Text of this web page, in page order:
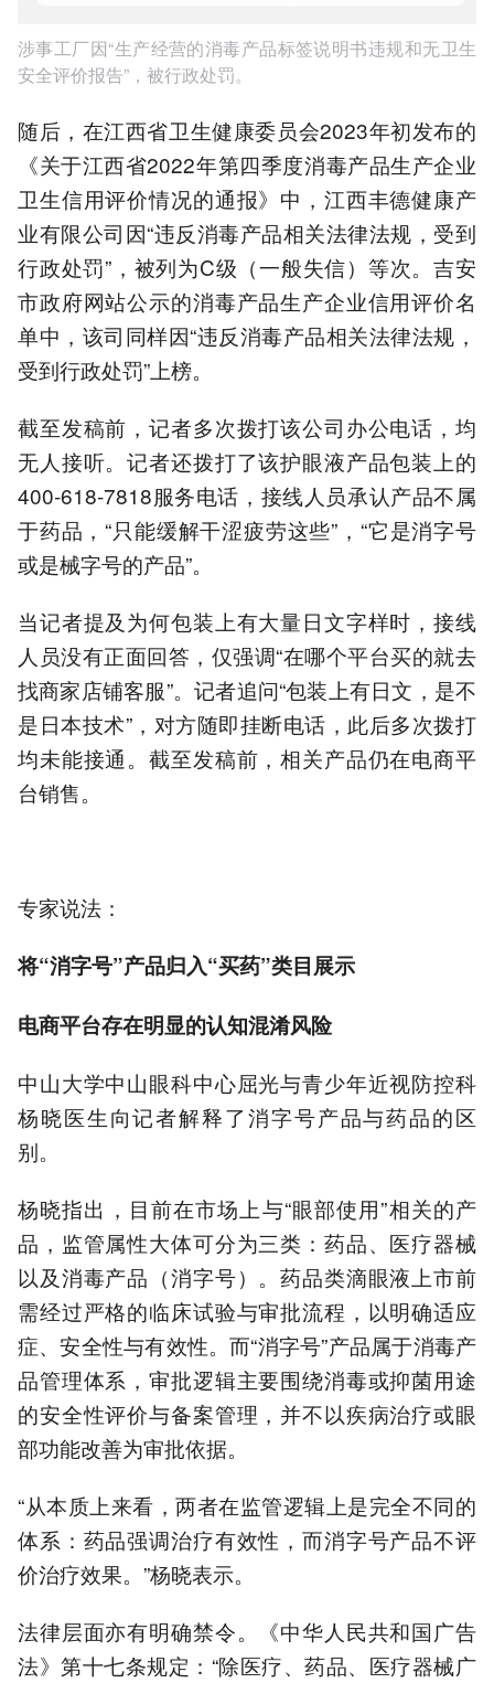
涉事工厂因“生产经营的消毒产品标签说明书违规和无卫生
安全评价报告”，被行政处罚。
随后，在江西省卫生健康委员会2023年初发布的
《关于江西省2022年第四季度消毒产品生产企业
卫生信用评价情况的通报》中，江西丰德健康产
业有限公司因“违反消毒产品相关法律法规，受到
行政处罚”，被列为C级（一般失信）等次。吉安
市政府网站公示的消毒产品生产企业信用评价名
单中，该司同样因“违反消毒产品相关法律法规，
受到行政处罚”上榜。
截至发稿前，记者多次拨打该公司办公电话，均
无人接听。记者还拨打了该护眼液产品包装上的
400-618-7818服务电话，接线人员承认产品不属
于药品，“只能缓解干涩疲劳这些”，“它是消字号
或是械字号的产品”。
当记者提及为何包装上有大量日文字样时，接线
人员没有正面回答，仅强调“在哪个平台买的就去
找商家店铺客服”。记者追问“包装上有日文，是不
是日本技术”，对方随即挂断电话，此后多次拨打
均未能接通。截至发稿前，相关产品仍在电商平
台销售。
专家说法：
将“消字号”产品归入“买药”类目展示
电商平台存在明显的认知混淆风险
中山大学中山眼科中心屈光与青少年近视防控科
杨晓医生向记者解释了消字号产品与药品的区
别。
杨晓指出，目前在市场上与“眼部使用”相关的产
品，监管属性大体可分为三类：药品、医疗器械
以及消毒产品（消字号）。药品类滴眼液上市前
需经过严格的临床试验与审批流程，以明确适应
症、安全性与有效性。而“消字号”产品属于消毒产
品管理体系，审批逻辑主要围绕消毒或抑菌用途
的安全性评价与备案管理，并不以疾病治疗或眼
部功能改善为审批依据。
“从本质上来看，两者在监管逻辑上是完全不同的
体系：药品强调治疗有效性，而消字号产品不评
价治疗效果。”杨晓表示。
法律层面亦有明确禁令。《中华人民共和国广告
法》第十七条规定：“除医疗、药品、医疗器械广